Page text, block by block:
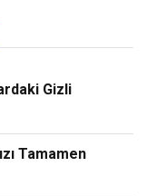
Gizli
Tamamen